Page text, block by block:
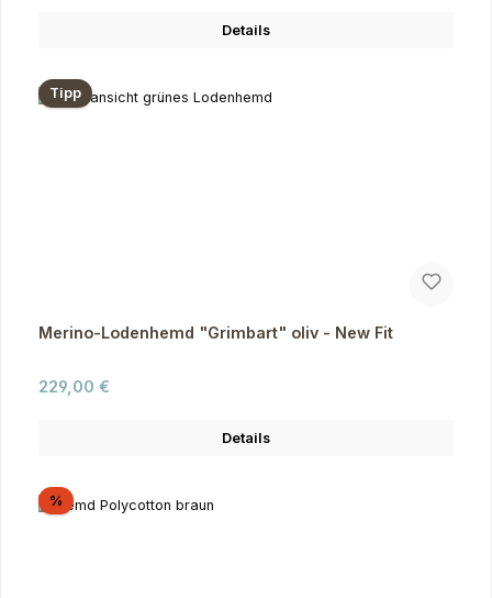
Details
Tipp
Merino-Lodenhemd "Grimbart" oliv - New Fit
Regulärer Preis:
229,00 €
Details
%Rabatt